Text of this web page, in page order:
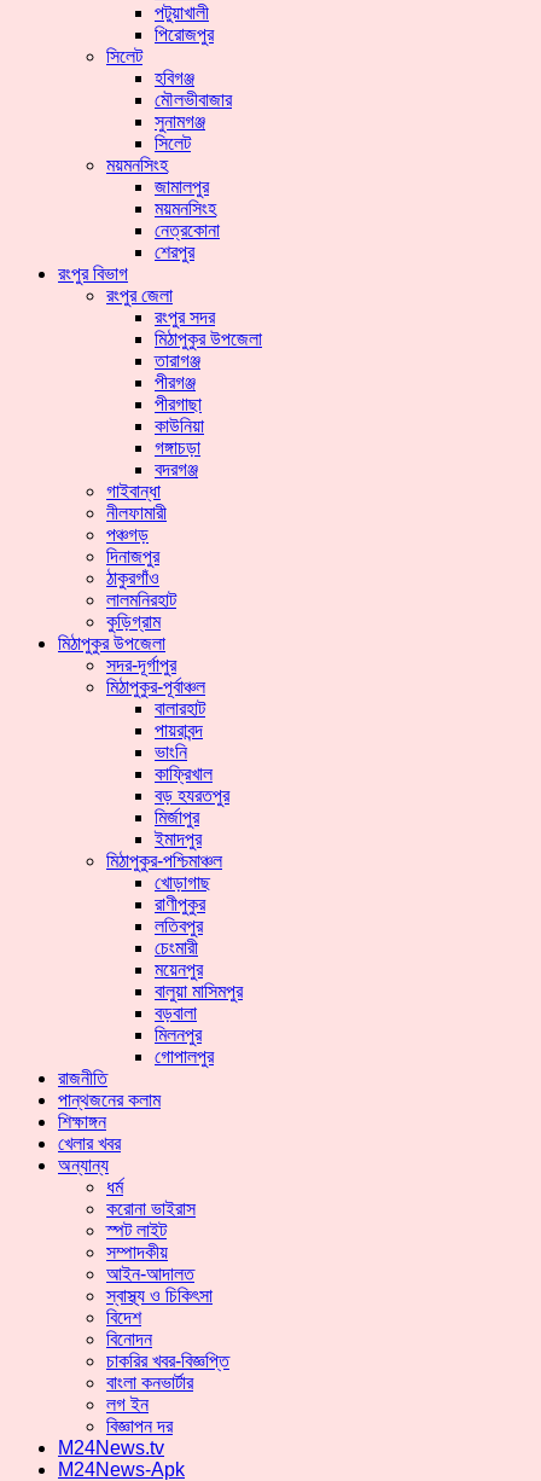
পটুয়াখালী
পিরোজপুর
সিলেট
হবিগঞ্জ
মৌলভীবাজার
সুনামগঞ্জ
সিলেট
ময়মনসিংহ
জামালপুর
ময়মনসিংহ
নেত্রকোনা
শেরপুর
রংপুর বিভাগ
রংপুর জেলা
রংপুর সদর
মিঠাপুকুর উপজেলা
তারাগঞ্জ
পীরগঞ্জ
পীরগাছা
কাউনিয়া
গঙ্গাচড়া
বদরগঞ্জ
গাইবান্ধা
নীলফামারী
পঞ্চগড়
দিনাজপুর
ঠাকুরগাঁও
লালমনিরহাট
কুড়িগ্রাম
মিঠাপুকুর উপজেলা
সদর-দূর্গাপুর
মিঠাপুকুর-পূর্বাঞ্চল
বালারহাট
পায়রাবন্দ
ভাংনি
কাফ্রিখাল
বড় হযরতপুর
মির্জাপুর
ইমাদপুর
মিঠাপুকুর-পশ্চিমাঞ্চল
খোড়াগাছ
রাণীপুকুর
লতিবপুর
চেংমারী
ময়েনপুর
বালুয়া মাসিমপুর
বড়বালা
মিলনপুর
গোপালপুর
রাজনীতি
পান্থজনের কলাম
শিক্ষাঙ্গন
খেলার খবর
অন্যান্য
ধর্ম
করোনা ভাইরাস
স্পট লাইট
সম্পাদকীয়
আইন-আদালত
স্বাস্থ্য ও চিকিৎসা
বিদেশ
বিনোদন
চাকরির খবর-বিজ্ঞপ্তি
বাংলা কনভার্টার
লগ ইন
বিজ্ঞাপন দর
M24News.tv
M24News-Apk